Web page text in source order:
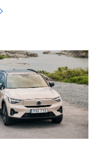
bei uns eine
Original
und
Sie uns